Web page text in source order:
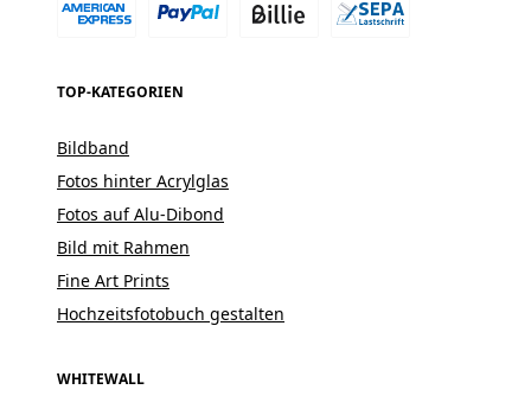
TOP-KATEGORIEN
Bildband
Fotos hinter Acrylglas
Fotos auf Alu-Dibond
Bild mit Rahmen
Fine Art Prints
Hochzeitsfotobuch gestalten
WHITEWALL